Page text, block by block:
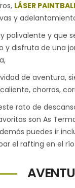
LÁSER
y
polivalente y que
y disfruta de una
de aventura,
chorros,
rato de
son As
puedes ir
el rafting en el